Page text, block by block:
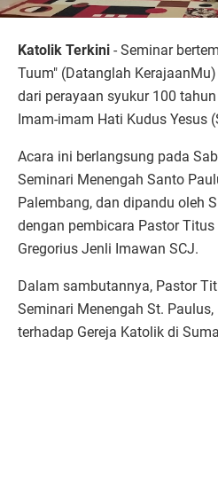
Katolik Terkini - Seminar
Tuum" (Datanglah
dari perayaan syukur 100
Imam-imam Hati Kudus Yesus
Acara ini berlangsung pada
Seminari Menengah Santo
Palembang, dan dipandu oleh
dengan pembicara Pastor
Gregorius Jenli Imawan SCJ.
Dalam sambutannya, Pastor
Seminari Menengah St.
terhadap Gereja Katolik di